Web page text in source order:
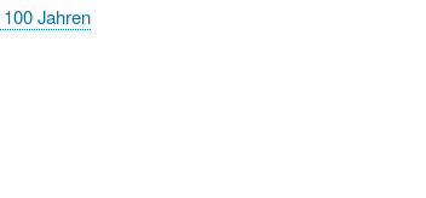
Jahren